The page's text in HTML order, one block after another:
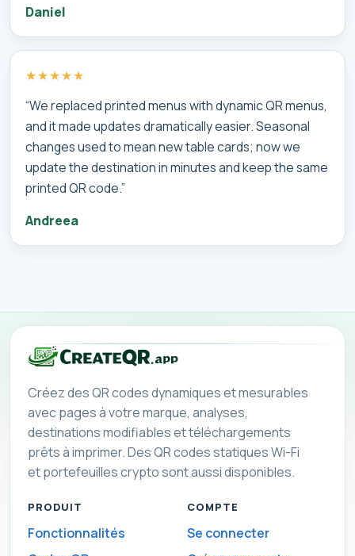
Daniel
★★★★★
“We replaced printed menus with dynamic QR menus,
and it made updates dramatically easier. Seasonal
changes used to mean new table cards; now we
update the destination in minutes and keep the same
printed QR code.”
Andreea
Créez des QR codes dynamiques et mesurables
avec pages à votre marque, analyses,
destinations modifiables et téléchargements
prêts à imprimer. Des QR codes statiques Wi-Fi
et portefeuilles crypto sont aussi disponibles.
PRODUIT
Fonctionnalités
COMPTE
Se connecter